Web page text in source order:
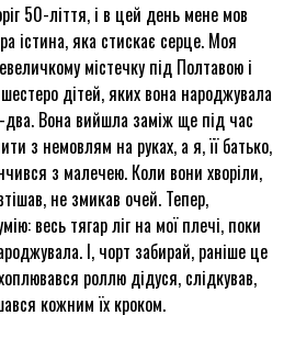
50-ліття, і в цей день мене мов
істина, яка стискає серце. Моя
містечку під Полтавою і
дітей, яких вона народжувала
два. Вона вийшла заміж ще під час
з немовлям на руках, а я, її батько,
з малечею. Коли вони хворіли,
не змикав очей. Тепер,
весь тягар ліг на мої плечі, поки
І, чорт забирай, раніше це
роллю дідуся, слідкував,
кожним їх кроком.